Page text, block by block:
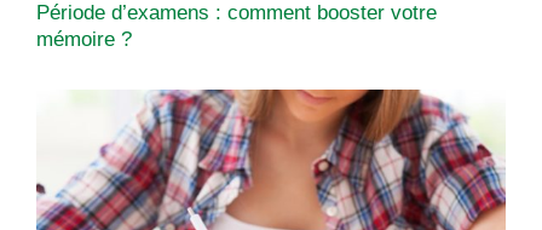
Période d’examens : comment booster votre
mémoire ?